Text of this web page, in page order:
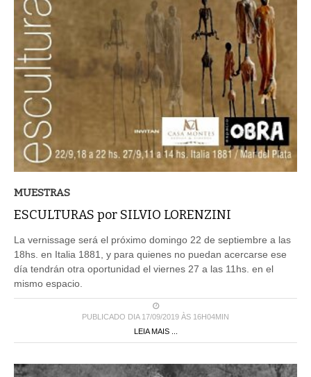
MUESTRAS
ESCULTURAS por SILVIO LORENZINI
La vernissage será el próximo domingo 22 de septiembre a las
18hs. en Italia 1881, y para quienes no puedan acercarse ese
día tendrán otra oportunidad el viernes 27 a las 11hs. en el
mismo espacio.
PUBLICADO DIA 17/09/2019 ÀS 16H04MIN
LEIA MAIS ...